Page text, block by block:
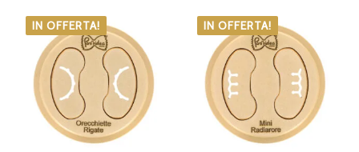
45,90€
varianti.
Le
opzioni
possono
essere
scelte
nella
pagina
del
Le
opzioni
possono
essere
scelte
nella
pagina
del
prodotto
IN OFFERTA! IN OFFERTA!